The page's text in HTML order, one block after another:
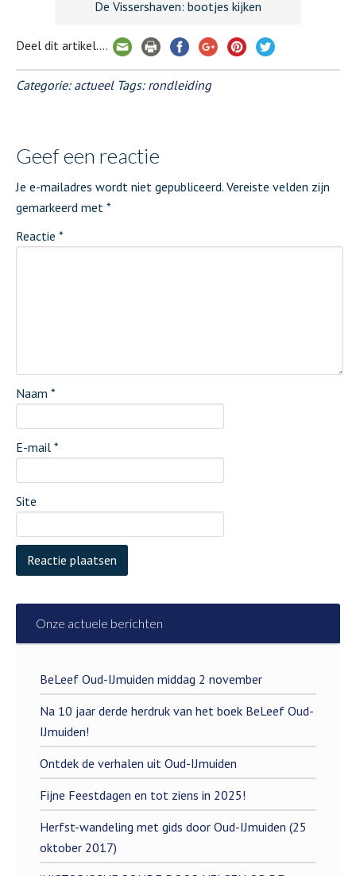
De Vissershaven: bootjes kijken
Deel dit artikel....
Categorie: actueel Tags: rondleiding
Geef een reactie
Je e-mailadres wordt niet gepubliceerd. Vereiste velden zijn
gemarkeerd met *
Reactie *
Naam *
E-mail *
Site
Onze actuele berichten
BeLeef Oud-IJmuiden middag 2 november
Na 10 jaar derde herdruk van het boek BeLeef Oud-
IJmuiden!
Ontdek de verhalen uit Oud-IJmuiden
Fijne Feestdagen en tot ziens in 2025!
Herfst-wandeling met gids door Oud-IJmuiden (25
oktober 2017)